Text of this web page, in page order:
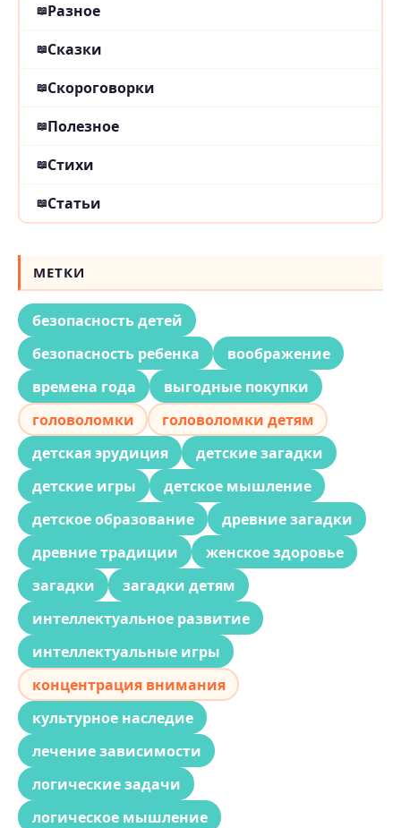
Разное
Сказки
Скороговорки
Полезное
Стихи
Статьи
МЕТКИ
безопасность детей
безопасность ребенка
воображение
времена года
выгодные покупки
головоломки
головоломки детям
детская эрудиция
детские загадки
детские игры
детское мышление
детское образование
древние загадки
древние традиции
женское здоровье
загадки
загадки детям
интеллектуальное развитие
интеллектуальные игры
концентрация внимания
культурное наследие
лечение зависимости
логические задачи
логическое мышление